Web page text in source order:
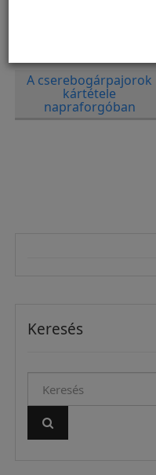
A cserebogárpajorok
kártétele
napraforgóban
Keresés